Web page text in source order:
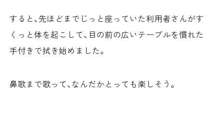
すると、先ほどまでじっと座っていた利用者さんがす
くっと体を起こして、目の前の広いテーブルを慣れた
手付きで拭き始めました。
鼻歌まで歌って、なんだかとっても楽しそう。